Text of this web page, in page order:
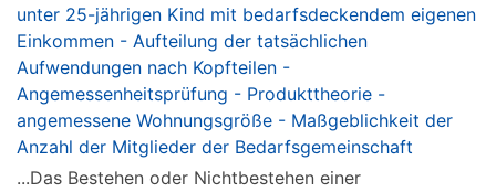
unter 25-jährigen Kind mit bedarfsdeckendem eigenen
Einkommen - Aufteilung der tatsächlichen
Aufwendungen nach Kopfteilen -
Angemessenheitsprüfung - Produkttheorie -
angemessene Wohnungsgröße - Maßgeblichkeit der
Anzahl der Mitglieder der Bedarfsgemeinschaft
...Das Bestehen oder Nichtbestehen einer